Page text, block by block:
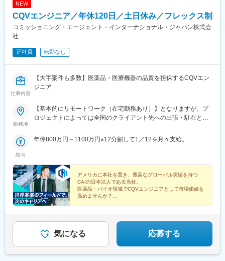
NEW
CQVエンジニア／年休120日／土日休み／フレックス制
コミッショニング・エージェント・インターナショナル・ジャパン株式会
社
正社員 転勤なし
仕事内容
【大手案件も多数】医薬品・医療機器の品質を担保するCQVエン
ジニア
勤務地
【基本的にリモートワーク（在宅勤務あり）】となりますが、プ
ロジェクトによっては全国のクライアント先への出張・駐在とな
慮の上決定いたします。
給与
年俸800万円～1100万円※12分割して1／12を月々支給。
アメリカに本社を置き、豊富なグローバル実績を持つ
CAIの日本法人である当社。
医薬品・バイオ領域でCQVエンジニアとして市場価値を
高めませんか？
◎グローバル基準の環境
◎トレーニング制度充実
気になる 応募する